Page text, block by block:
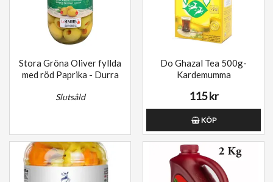
Stora Gröna Oliver fyllda
med röd Paprika - Durra
Slutsåld
Do Ghazal Tea 500g-
Kardemumma
115 kr
KÖP